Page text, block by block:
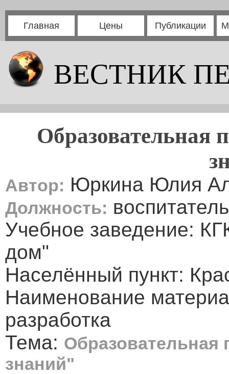
Главная Цены Публикации
ВЕСТНИК
Образовательная
Автор: Юркина Юлия
Должность: воспитатель
Учебное заведение:
дом"
Населённый пункт:
Наименование
разработка
Тема: Образовательная
знаний"